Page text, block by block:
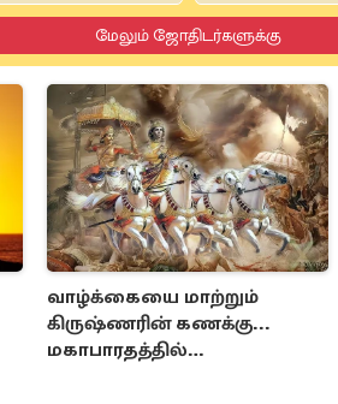
மேலும் ஜோதிடர்களுக்கு
வாழ்க்கையை மாற்றும்
கிருஷ்ணரின் கணக்கு...
மகாபாரதத்தில்